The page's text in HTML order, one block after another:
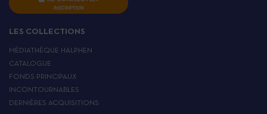
INSCRIPTION
LES COLLECTIONS
MÉDIATHÈQUE HALPHEN
CATALOGUE
FONDS PRINCIPAUX
INCONTOURNABLES
DERNIÈRES ACQUISITIONS